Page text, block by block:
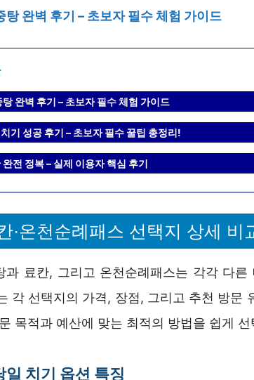
탕 완벽 후기 – 초보자 필수 체험 가이드
완벽 후기 – 초보자 필수 체험 가이드
기 성공 후기 – 초보자 필수 꿀팁 총정리!
전 정복 – 실제 이용자 핵심 후기
·온천순례패스 선택지 상세 비
과 료칸, 그리고 온천순례패스는 각각 다른
각 선택지의 가격, 장점, 그리고 추천 방문
목적과 예산에 맞는 최적의 방법을 쉽게
일 치기 옵션 특징